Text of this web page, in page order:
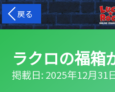
戻る
ラクロの福箱
掲載日: 2025年12月31